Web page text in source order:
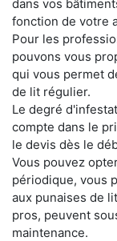
dans vos
fonction de votre
Pour les
pouvons vous
qui vous permet
de lit régulier.
Le degré
compte dans le
le devis dès le
Vous pouvez
périodique, vous
aux punaises de
pros, peuvent
maintenance.